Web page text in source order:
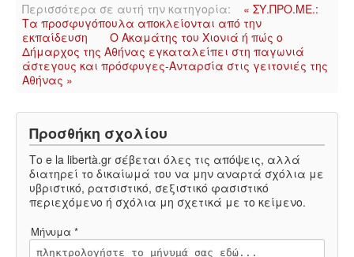
Περισσότερα σε αυτή την κατηγορία:
« ΣΥ.ΠΡΟ.ΜΕ.:
Τα προσφυγόπουλα αποκλείονται από την
εκπαίδευση
Ο Ακαμάτης του Χιονιά ή πώς ο
Δήμαρχος της Αθήνας εγκαταλείπει στη παγωνιά
άστεγους και πρόσφυγες-Ανταρσία στις γειτονιές της
Αθήνας »
Προσθήκη σχολίου
Το e la libertà.gr σέβεται όλες τις απόψεις, αλλά
διατηρεί το δικαίωμά του να μην αναρτά σχόλια με
υβριστικό, ρατσιστικό, σεξιστικό φασιστικό
περιεχόμενο ή σχόλια μη σχετικά με το κείμενο.
Μήνυμα *